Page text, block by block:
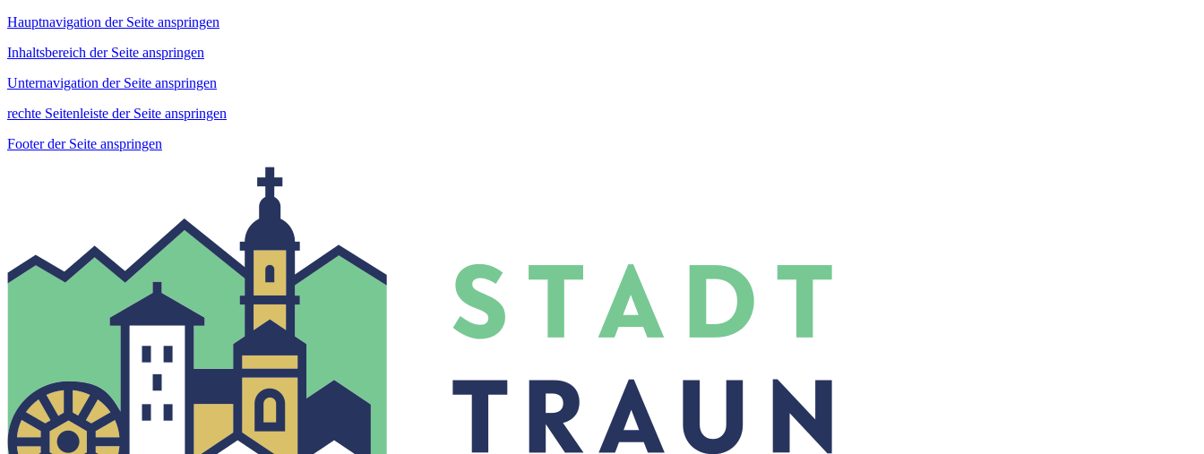
Hauptnavigation der Seite anspringen
Inhaltsbereich der Seite anspringen
Unternavigation der Seite anspringen
rechte Seitenleiste der Seite anspringen
Footer der Seite anspringen